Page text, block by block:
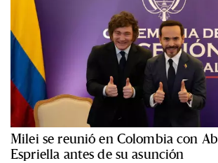
Milei se reunió en Colombia con
Espriella antes de su asunción